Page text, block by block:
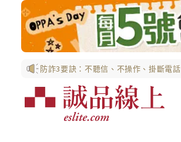
防詐3要訣：不聽信、不操作、掛斷電話